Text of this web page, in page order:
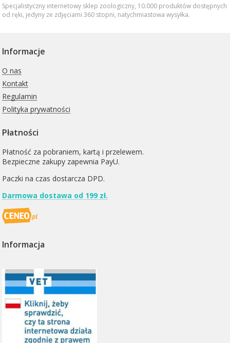
Specjalistyczny internetowy sklep zoologiczny, 10.000 produktów dostępnych
od ręki, jedyny ze zdjęciami 360 stopni, natychmiastowa wysyłka.
Informacje
O nas
Kontakt
Regulamin
Polityka prywatności
Płatności
Płatność za pobraniem, kartą i przelewem.
Bezpieczne zakupy zapewnia PayU.
Paczki na czas dostarcza DPD.
Darmowa dostawa od 199 zł.
Informacja